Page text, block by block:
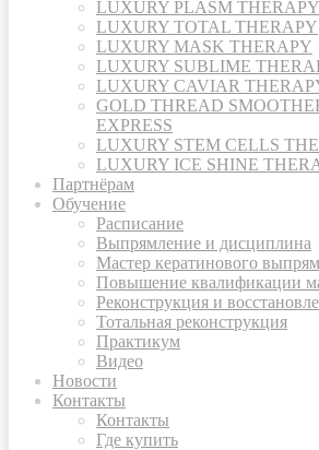
LUXURY PLASM THERAPY
LUXURY TOTAL THERAPY
LUXURY MASK THERAPY
LUXURY SUBLIME
LUXURY CAVIAR
GOLD THREAD
EXPRESS
LUXURY STEM CELLS
LUXURY ICE SHINE
Партнёрам
Обучение
Расписание
Выпрямление и дисциплина
Мастер кератинового
Повышение квалификации
Реконструкция и
Тотальная реконструкция
Практикум
Видео
Новости
Контакты
Контакты
Где купить